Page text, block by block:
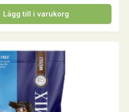
Lägg till i varukorg